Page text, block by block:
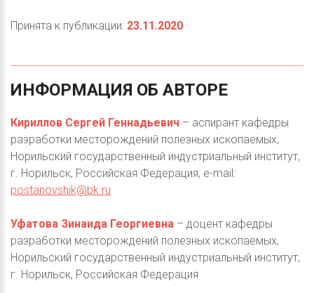
Принята к публикации: 23.11.2020
ИНФОРМАЦИЯ ОБ АВТОРЕ
Кириллов Сергей Геннадьевич – аспирант кафедры
разработки месторождений полезных ископаемых,
Норильский государственный индустриальный институт,
г. Норильск, Российская Федерация; e-mail:
postanovshik@bk.ru
Уфатова Зинаида Георгиевна – доцент кафедры
разработки месторождений полезных ископаемых,
Норильский государственный индустриальный институт,
г. Норильск, Российская Федерация